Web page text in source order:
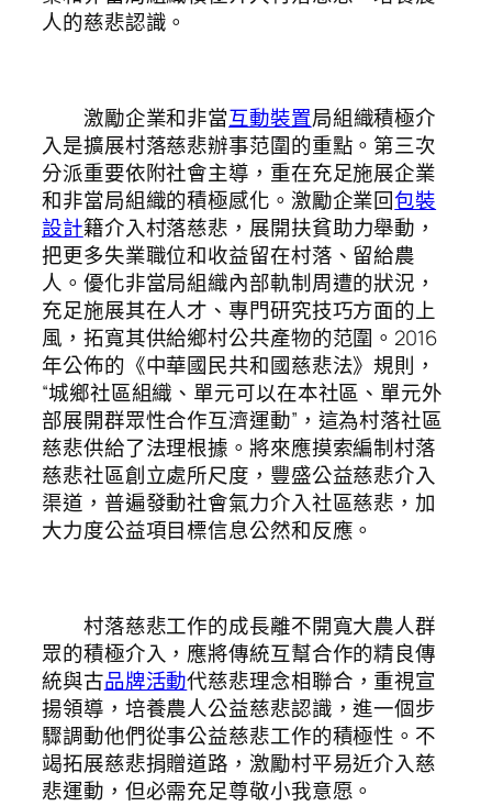
人的慈悲認識。
激勵企業和非當互動裝置局組織積極介
入是擴展村落慈悲辦事范圍的重點。第三次
分派重要依附社會主導，重在充足施展企業
和非當局組織的積極感化。激勵企業回包裝
設計籍介入村落慈悲，展開扶貧助力舉動，
把更多失業職位和收益留在村落、留給農
人。優化非當局組織內部軌制周遭的狀況，
充足施展其在人才、專門研究技巧方面的上
風，拓寬其供給鄉村公共產物的范圍。2016
年公佈的《中華國民共和國慈悲法》規則，
“城鄉社區組織、單元可以在本社區、單元外
部展開群眾性合作互濟運動”，這為村落社區
慈悲供給了法理根據。將來應摸索編制村落
慈悲社區創立處所尺度，豐盛公益慈悲介入
渠道，普遍發動社會氣力介入社區慈悲，加
大力度公益項目標信息公然和反應。
村落慈悲工作的成長離不開寬大農人群
眾的積極介入，應將傳統互幫合作的精良傳
統與古品牌活動代慈悲理念相聯合，重視宣
揚領導，培養農人公益慈悲認識，進一個步
驟調動他們從事公益慈悲工作的積極性。不
竭拓展慈悲捐贈道路，激勵村平易近介入慈
悲運動，但必需充足尊敬小我意愿。